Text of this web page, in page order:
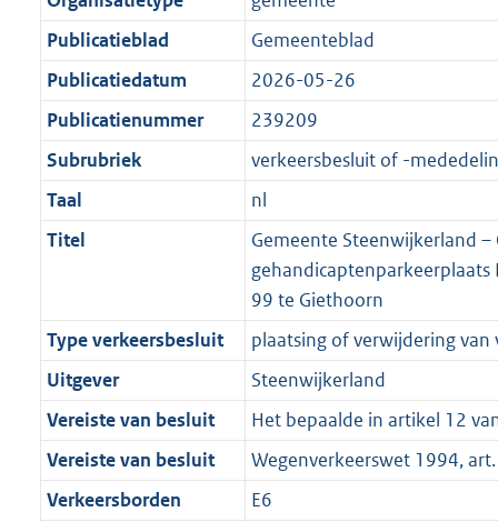
Publicatieblad
Gemeenteblad
Publicatiedatum
2026-05-26
Publicatienummer
239209
Subrubriek
verkeersbesluit of -
Taal
nl
Titel
Gemeente Steenwijkerland
gehandicaptenparkeerplaats
99 te Giethoorn
Type verkeersbesluit
plaatsing of verwijdering van
Uitgever
Steenwijkerland
Vereiste van besluit
Het bepaalde in artikel 12
Vereiste van besluit
Wegenverkeerswet 1994,
Verkeersborden
E6